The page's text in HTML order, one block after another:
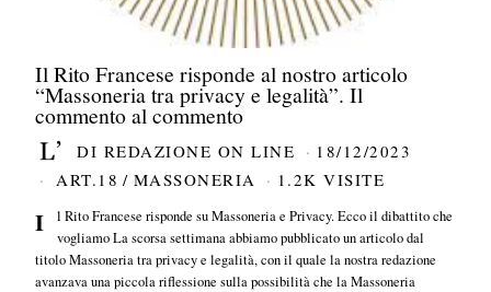
Il Rito Francese risponde al nostro articolo
“Massoneria tra privacy e legalità”. Il
commento al commento
DI REDAZIONE ON LINE
18/12/2023
ART.18 / MASSONERIA 1.2K VISITE
Il Rito Francese risponde su Massoneria e Privacy. Ecco il dibattito che
vogliamo La scorsa settimana abbiamo pubblicato un articolo dal
titolo Massoneria tra privacy e legalità, con il quale la nostra redazione
avanzava una piccola riflessione sulla possibilità che la Massoneria